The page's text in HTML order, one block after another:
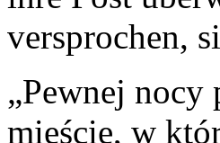
versprochen,
„Pewnej nocy
mieście, w